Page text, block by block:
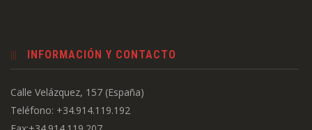
INFORMACIÓN Y CONTACTO
Calle Velázquez, 157 (España)
Teléfono: +34.914.119.192